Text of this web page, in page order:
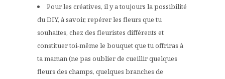
Pour les créatives, il y a toujours la possibilité
du DIY, à savoir, repérer les fleurs que tu
souhaites, chez des fleuristes différents et
constituer toi-même le bouquet que tu offriras à
ta maman (ne pas oublier de cueillir quelques
fleurs des champs, quelques branches de